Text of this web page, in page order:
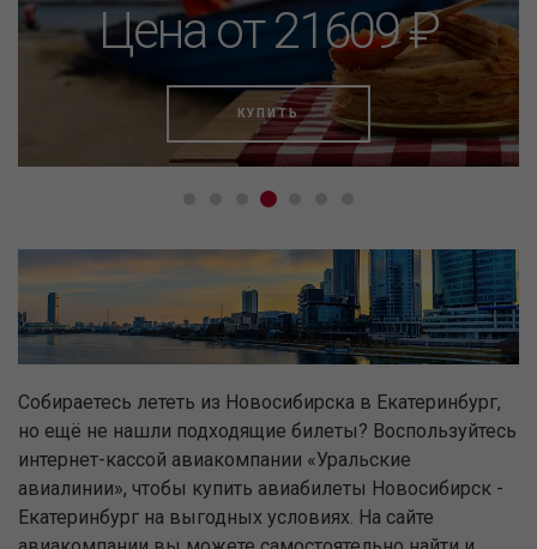
Цена от 21609 ₽
КУПИТЬ
Собираетесь лететь из Новосибирска в Екатеринбург,
но ещё не нашли подходящие билеты? Воспользуйтесь
интернет-кассой авиакомпании «Уральские
авиалинии», чтобы купить авиабилеты Новосибирск -
Екатеринбург на выгодных условиях. На сайте